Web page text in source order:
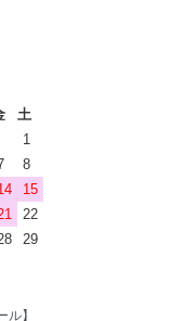
土
1
8
15
22
29
ル】